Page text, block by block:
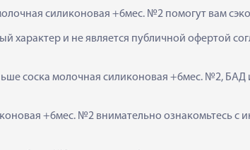
силиконовая +6мес. №2 помогут вам
и не является публичной офертой
соска молочная силиконовая +6мес. №2, БАД
+6мес. №2 внимательно ознакомьтесь с